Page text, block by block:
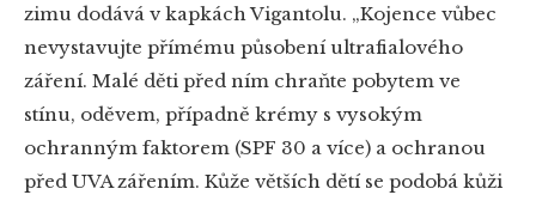
zimu dodává v kapkách Vigantolu. „Kojence vůbec
nevystavujte přímému působení ultrafialového
záření. Malé děti před ním chraňte pobytem ve
stínu, oděvem, případně krémy s vysokým
ochranným faktorem (SPF 30 a více) a ochranou
před UVA zářením. Kůže větších dětí se podobá kůži